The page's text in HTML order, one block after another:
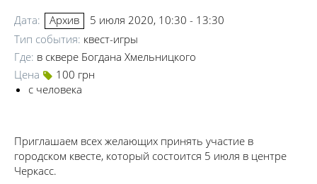
Дата: Архив
5 июля 2020, 10:30 - 13:30
Тип события: квест-игры
Где: в сквере Богдана Хмельницкого
Цена
100 грн
с человека
Приглашаем всех желающих принять участие в
городском квесте, который состоится 5 июля в центре
Черкасс.